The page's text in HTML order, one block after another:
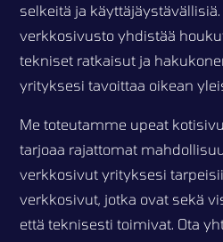
selkeitä ja
verkkosivusto yhdistää
tekniset ratkaisut ja
yrityksesi tavoittaa oikean
Me toteutamme upeat
tarjoaa rajattomat
verkkosivut yrityksesi
verkkosivut, jotka ovat sekä
että teknisesti toimivat. Ota